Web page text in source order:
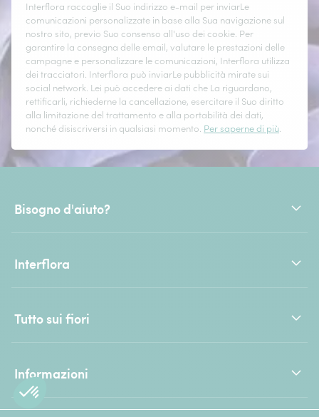
Interflora raccoglie il Suo indirizzo e-mail per inviarLe
comunicazioni personalizzate in base alla Sua navigazione sul
nostro sito, previo Suo consenso all'uso dei cookie. Per
garantire la consegna delle email, valutare le prestazioni delle
campagne e personalizzare le comunicazioni, Interflora utilizza
dei tracciatori. Interflora può inviarLe pubblicità mirate sui
social network. Lei può accedere ai dati che La riguardano,
rettificarli, richiederne la cancellazione, esercitare il Suo diritto
alla limitazione del trattamento e alla portabilità dei dati,
nonché disiscriversi in qualsiasi momento. Per saperne di più.
Bisogno d'aiuto?
Interflora
Tutto sui fiori
Informazioni